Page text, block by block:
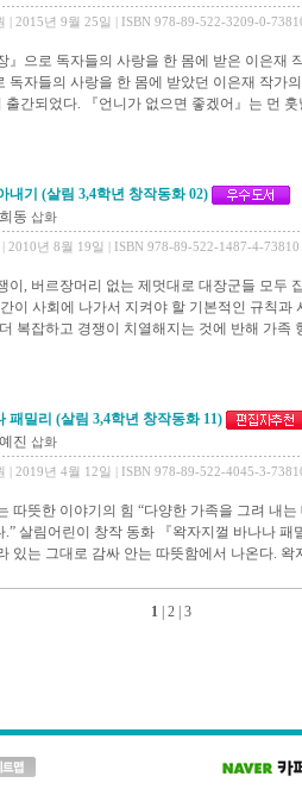
| 2015년 9월 25일 | ISBN 978-89-522-3209-0-
』으로 독자들의 사랑을 한 몸에 받은 이은재
독자들의 사랑을 한 몸에 받았던 이은재 작가
출간되었다. 『언니가 없으면 좋겠어』는 먼
내기 (살림 3,4학년 창작동화 02)
동 삽화
| 2010년 8월 19일 | ISBN 978-89-522-1487-4-
이, 버르장머리 없는 제멋대로 대장군들 모두
이 사회에 나가서 지켜야 할 기본적인 규칙과
복잡하고 경쟁이 치열해지는 것에 반해 가족
패밀리 (살림 3,4학년 창작동화 11)
진 삽화
| 2019년 4월 12일 | ISBN 978-89-522-4045-3-
따뜻한 이야기의 힘 “다양한 가족을 그려 내
.” 살림어린이 창작 동화 『왁자지껄 바나나
있는 그대로 감싸 안는 따뜻함에서 나온다. 왁
1 2| 3